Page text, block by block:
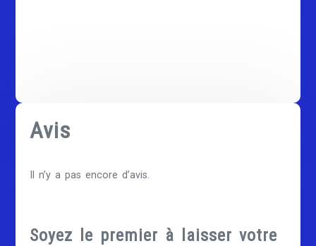
Avis
Il n’y a pas encore d’avis.
Soyez le premier à laisser votre